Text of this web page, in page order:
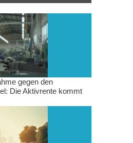
gegen den
Die Aktivrente kommt